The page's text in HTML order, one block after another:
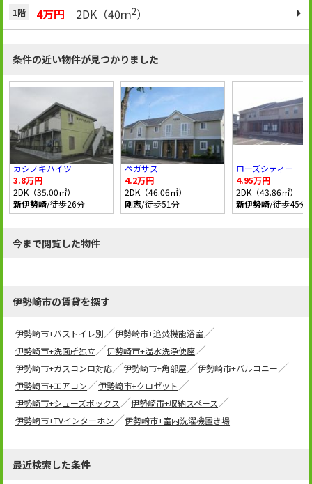
1階 4万円 2DK（40ｍ2）
条件の近い物件が見つかりました
カシノキハイツ
3.8万円
2DK（35.00㎡）
新伊勢崎/徒歩26分
ペガサス
4.2万円
2DK（46.06㎡）
剛志/徒歩51分
ローズシティー
4.95万円
2DK（43.86㎡）
新伊勢崎/徒歩45分
今まで閲覧した物件
伊勢崎市の賃貸を探す
伊勢崎市+バストイレ別
伊勢崎市+追焚機能浴室
伊勢崎市+洗面所独立
伊勢崎市+温水洗浄便座
伊勢崎市+ガスコンロ対応
伊勢崎市+角部屋
伊勢崎市+バルコニー
伊勢崎市+エアコン
伊勢崎市+クロゼット
伊勢崎市+シューズボックス
伊勢崎市+収納スペース
伊勢崎市+TVインターホン
伊勢崎市+室内洗濯機置き場
最近検索した条件